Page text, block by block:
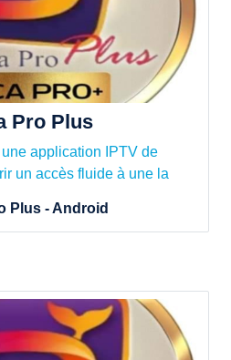
Pro Plus
application IPTV de
un accès fluide à une la
Plus - Android